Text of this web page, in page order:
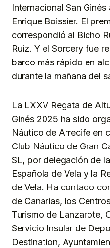
Internacional San
Enrique Boissier. El
correspondió al Bicho
Ruiz. Y el Sorcery fue
barco más rápido en
durante la mañana del
La LXXV Regata de
Ginés 2025 ha sido
Náutico de Arrecife en
Club Náutico de Gran
SL, por delegación de
Española de Vela y la
de Vela. Ha contado
de Canarias, los
Turismo de Lanzarote,
Servicio Insular de
Destination,